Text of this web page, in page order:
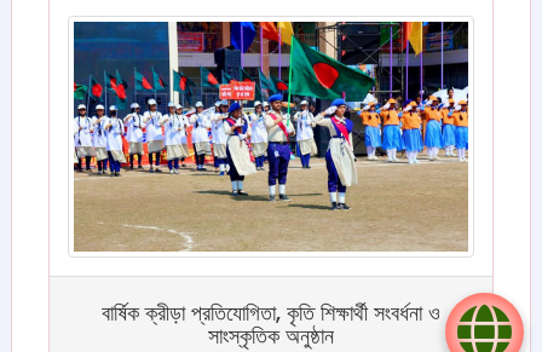
বার্ষিক ক্রীড়া প্রতিযোগিতা, কৃতি শিক্ষার্থী সংবর্ধনা ও
সাংস্কৃতিক অনুষ্ঠান